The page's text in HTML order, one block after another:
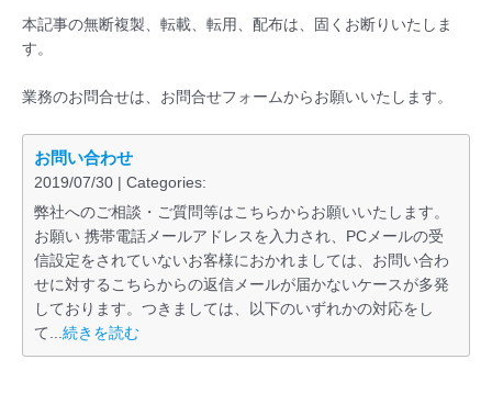
本記事の無断複製、転載、転用、配布は、固くお断りいたしま
す。
業務のお問合せは、お問合せフォームからお願いいたします。
お問い合わせ
2019/07/30 | Categories:
弊社へのご相談・ご質問等はこちらからお願いいたします。
お願い 携帯電話メールアドレスを入力され、PCメールの受
信設定をされていないお客様におかれましては、お問い合わ
せに対するこちらからの返信メールが届かないケースが多発
しております。つきましては、以下のいずれかの対応をし
て... 続きを読む